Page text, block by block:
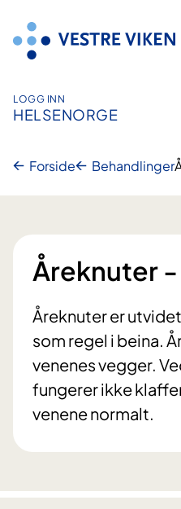
innhold
LOGG INN
HELSENORGE
Forside Behandlinger
Åreknuter
Åreknuter er
som regel i beina.
venenes vegger.
fungerer ikke
venene normalt.